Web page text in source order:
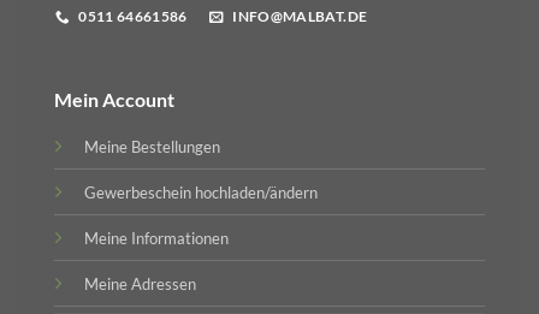
0511 64661586 INFO@MALBAT.DE
Mein Account
Meine Bestellungen
Gewerbeschein hochladen/ändern
Meine Informationen
Meine Adressen